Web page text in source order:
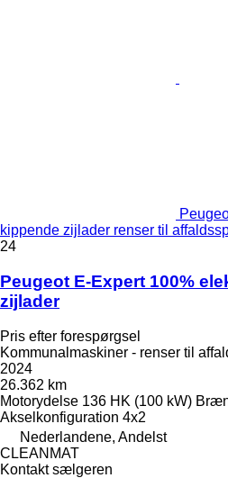
kippende zijlader renser til
24
Peugeot E-Expert 100%
zijlader
Pris efter forespørgsel
Kommunalmaskiner - renser til
2024
26.362 km
Motorydelse 136 HK (100 kW)
Akselkonfiguration 4x2
Nederlandene, Andelst
CLEANMAT
Kontakt sælgeren